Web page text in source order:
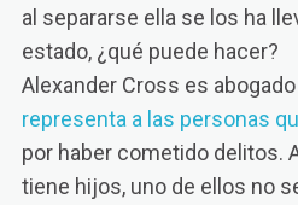
al separarse ella se los ha
estado, ¿qué puede hacer?
Alexander Cross es
representa a las personas
por haber cometido delitos.
tiene hijos, uno de ellos no